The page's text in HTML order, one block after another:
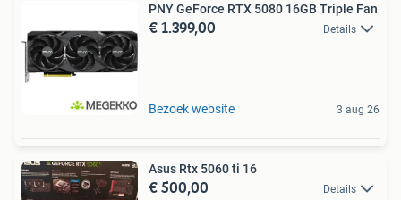
PNY GeForce RTX 5080 16GB Triple Fan
€ 1.399,00 Details
Bezoek website 3 aug 26
Asus Rtx 5060 ti 16
€ 500,00 Details